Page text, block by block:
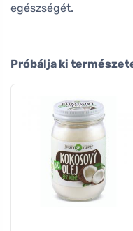
egészségét.
Próbálja ki